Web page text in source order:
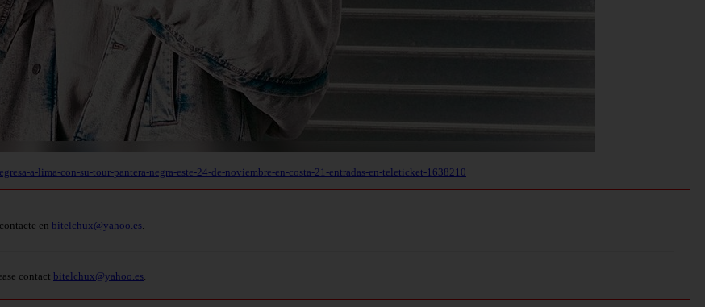
a-lima-con-su-tour-pantera-negra-este-24-de-noviembre-en-costa-21-entradas-en-teleticket-1638210
en bitelchux@yahoo.es.
contact bitelchux@yahoo.es.